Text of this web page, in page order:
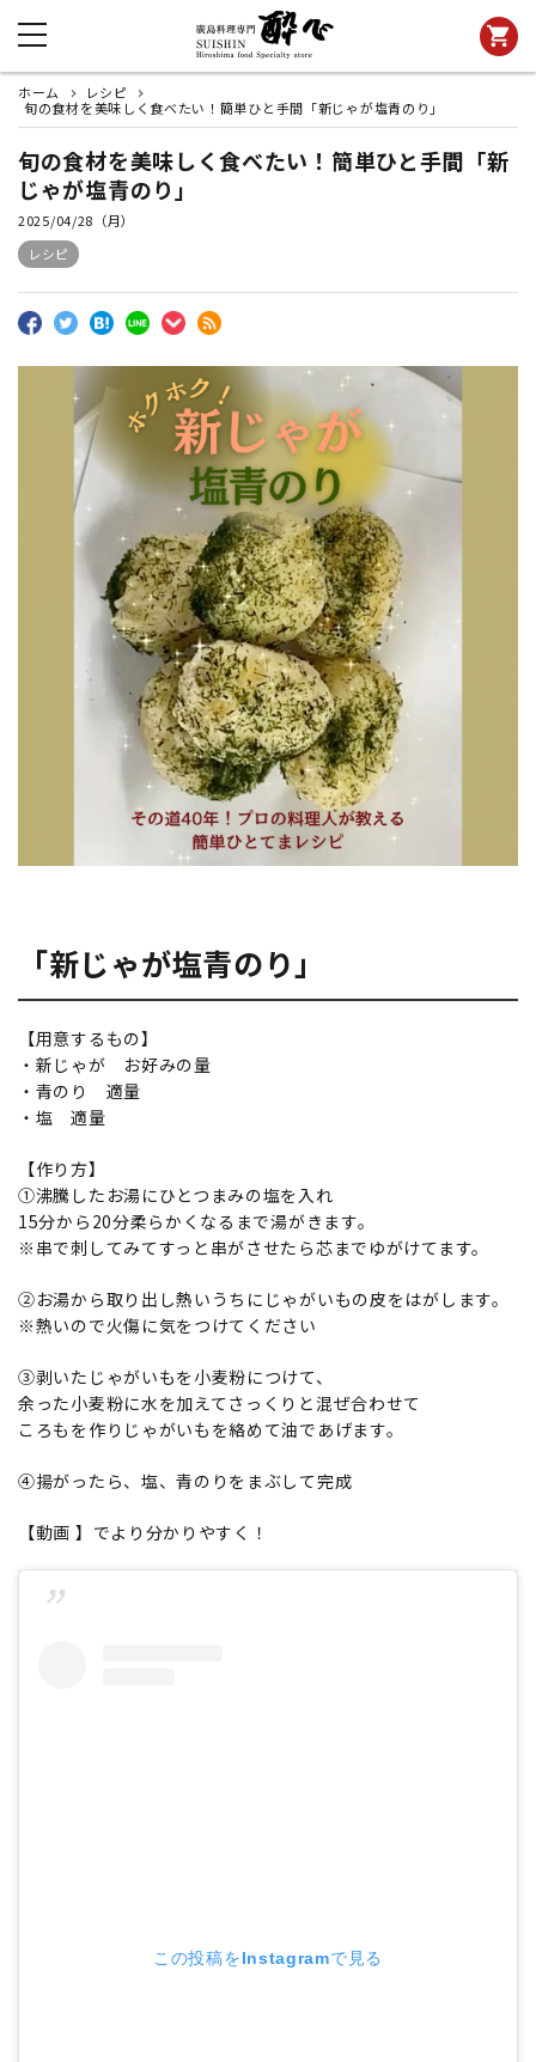
shopping_cart
ホーム
レシピ
旬の食材を美味しく食べたい！簡単ひと手間「新じゃが塩青のり」
旬の食材を美味しく食べたい！簡単ひと手間「新
じゃが塩青のり」
2025/04/28（月）
レシピ
「新じゃが塩青のり」
【用意するもの】
・新じゃが お好みの量
・青のり 適量
・塩 適量
【作り方】
①沸騰したお湯にひとつまみの塩を入れ
15分から20分柔らかくなるまで湯がきます。
※串で刺してみてすっと串がさせたら芯までゆがけてます。
②お湯から取り出し熱いうちにじゃがいもの皮をはがします。
※熱いので火傷に気をつけてください
③剥いたじゃがいもを小麦粉につけて、
余った小麦粉に水を加えてさっくりと混ぜ合わせて
ころもを作りじゃがいもを絡めて油であげます。
④揚がったら、塩、青のりをまぶして完成
【動画 】でより分かりやすく！
この投稿をInstagramで見る